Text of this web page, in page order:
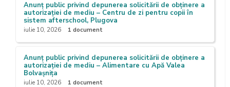
Anunț public privind depunerea solicitării de obținere a
autorizației de mediu – Centru de zi pentru copii în
sistem afterschool, Plugova
iulie 10, 2026 1 document
Anunț public privind depunerea solicitării de obținere a
autorizației de mediu – Alimentare cu Apă Valea
Bolvașnița
iulie 10, 2026 1 document